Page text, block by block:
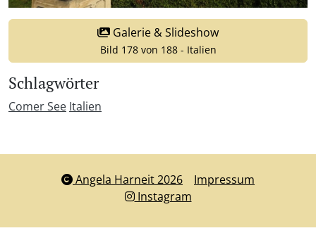
Galerie & Slideshow
Bild 178 von 188 - Italien
Schlagwörter
Comer See Italien
Angela Harneit 2026
Impressum
Instagram